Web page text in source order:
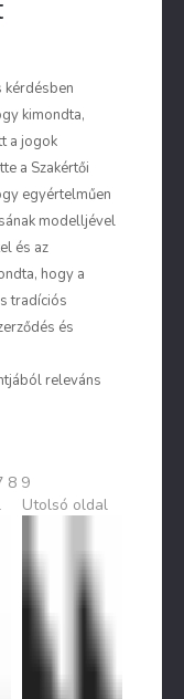
kérdésben
kimondta,
a jogok
a Szakértői
egyértelműen
modelljével
és az
hogy a
tradíciós
és
releváns
8 9
Utolsó oldal